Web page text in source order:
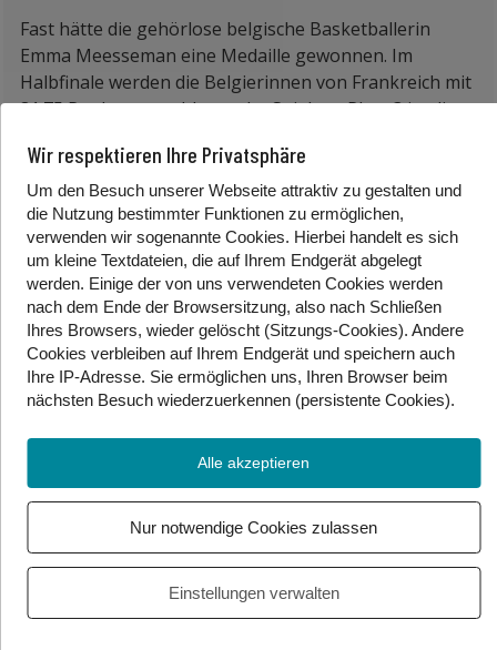
Fast hätte die gehörlose belgische Basketballerin
Emma Meesseman eine Medaille gewonnen. Im
Halbfinale werden die Belgierinnen von Frankreich mit
81:75 Punkten geschlagen. Im Spiel um Platz 3 ist die
Australien mit 81:85.
Beim Frauen-Fußball kommen die australische Damen
auf Platz 9, mit dabei die gehörlose Torwartin
Mackenzie Arnold.
Die gehörlose indische Golfspielerin Diksha Dagar
landet auf Rang 49 mit 13 Schlägen über Par.
Der schwerhörige Amerikaner Aaron Small ist mit
seinem Kajakpartner im 500m 8er geworden. Im
Und der größte Erfolg zum Schluss: Meg Harris! Die
gehörlose australische Schwimmerin bringt insgesamt
drei Medaillen mit nach Hause. Beim 50m Freistil holt
sie sich die Silbermedaille, mit ihrem Team gibt es auch
eine Goldmedaille bei 4 x 100m Freistil-Staffel und eine
Silbermedaille bei 4 x 100m Lagen Staffel. Gratulation!
Wir respektieren Ihre Privatsphäre
Um den Besuch unserer Webseite attraktiv zu gestalten und
die Nutzung bestimmter Funktionen zu ermöglichen,
verwenden wir sogenannte Cookies. Hierbei handelt es sich
um kleine Textdateien, die auf Ihrem Endgerät abgelegt
werden. Einige der von uns verwendeten Cookies werden
nach dem Ende der Browsersitzung, also nach Schließen
Ihres Browsers, wieder gelöscht (Sitzungs-Cookies). Andere
Cookies verbleiben auf Ihrem Endgerät und speichern auch
Ihre IP-Adresse. Sie ermöglichen uns, Ihren Browser beim
nächsten Besuch wiederzuerkennen (persistente Cookies).
Alle akzeptieren
Nur notwendige Cookies zulassen
Einstellungen verwalten